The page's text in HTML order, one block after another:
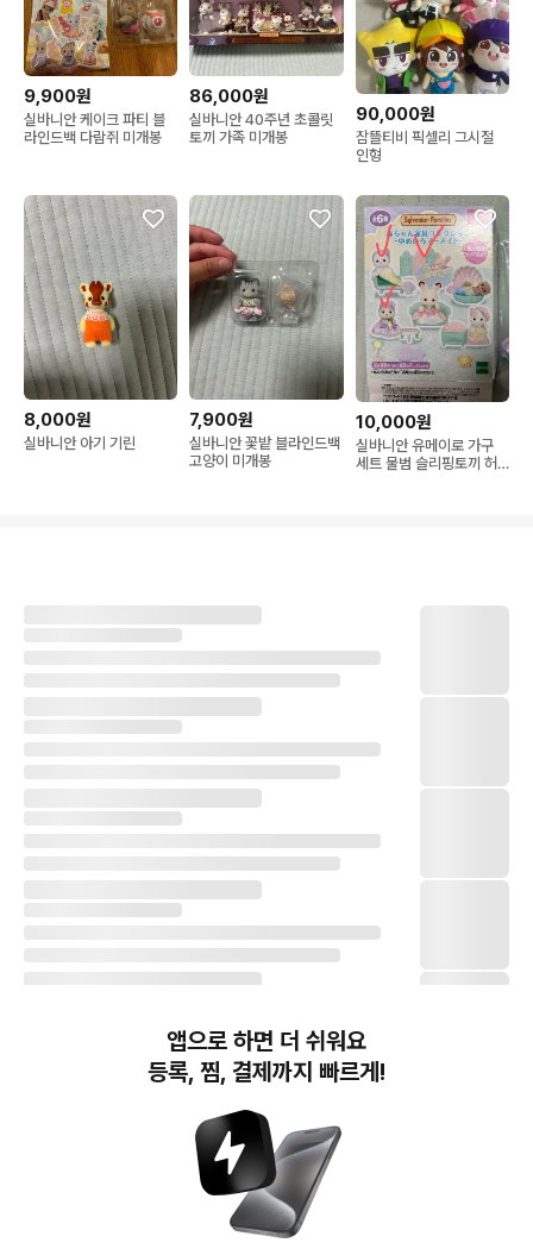
9,900원
실바니안 케이크 파티 블
라인드백 다람쥐 미개봉
86,000원
실바니안 40주년 초콜릿
토끼 가족 미개봉
90,000원
잠뜰티비 픽셀리 그시절
인형
8,000원
실바니안 아기 기린
7,900원
실바니안 꽃밭 블라인드백
고양이 미개봉
10,000원
실바니안 유메이로 가구
세트 물범 슬리핑토끼 허
번개장터(주) 사업자정보, 이용약관 및 기타 법적고지
번개장터㈜는 통신판매중개자이며, 통신판매의 당사자가 아닙니다. 전자상거래 등에서의
소비자보호에 관한 법률 등 관련 법령 및 번개장터㈜의 약관에 따라 상품, 상품정보, 거래에 관한 책임은
개별 판매자에게 귀속하고, 번개장터㈜는 원칙적으로 회원간 거래에 대하여 책임을 지지 않습니다.
앱으로 하면 더 쉬워요
등록, 찜, 결제까지 빠르게!